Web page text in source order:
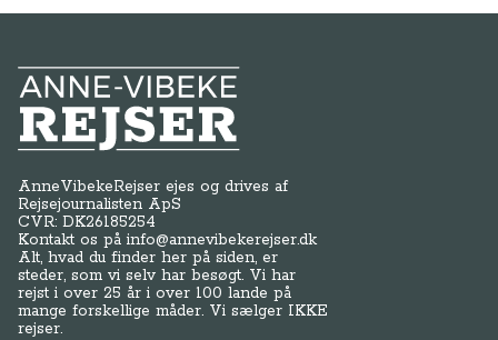
Anne-Vibeke Rejser
AnneVibekeRejser ejes og drives af
Rejsejournalisten ApS
CVR: DK26185254
Kontakt os påinfo@annevibekerejser.dk
Alt, hvad du finder her på siden, er
steder, som vi selv har besøgt. Vi har
rejst i over 25 år i over 100 lande på
mange forskellige måder. Vi sælger IKKE
rejser.